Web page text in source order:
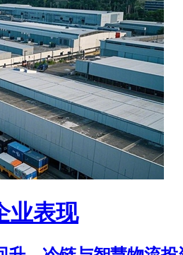
业表现